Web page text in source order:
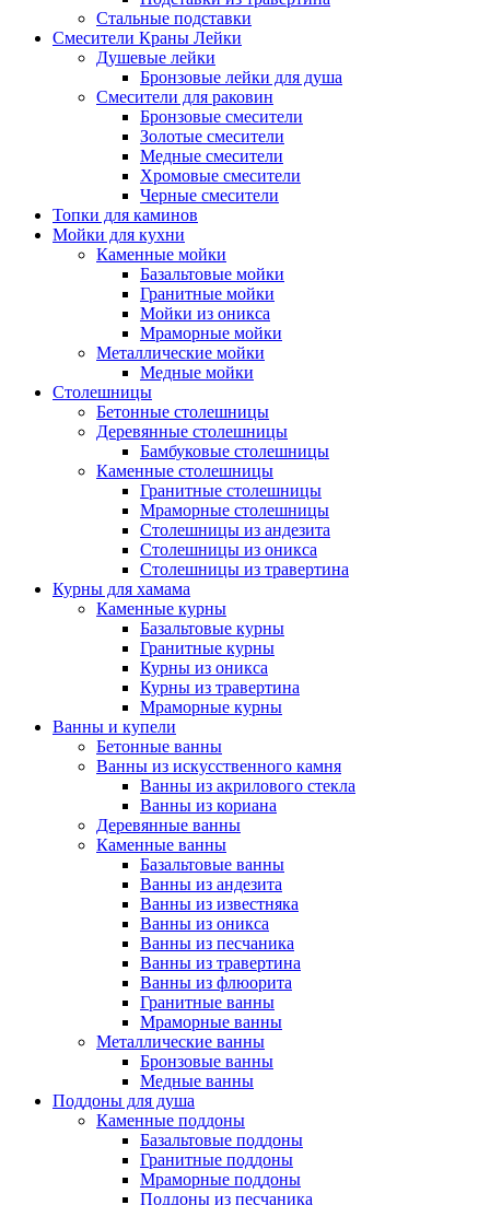
Стальные подставки
Смесители Краны Лейки
Душевые лейки
Бронзовые лейки для душа
Смесители для раковин
Бронзовые смесители
Золотые смесители
Медные смесители
Хромовые смесители
Черные смесители
Топки для каминов
Мойки для кухни
Каменные мойки
Базальтовые мойки
Гранитные мойки
Мойки из оникса
Мраморные мойки
Металлические мойки
Медные мойки
Столешницы
Бетонные столешницы
Деревянные столешницы
Бамбуковые столешницы
Каменные столешницы
Гранитные столешницы
Мраморные столешницы
Столешницы из андезита
Столешницы из оникса
Столешницы из травертина
Курны для хамама
Каменные курны
Базальтовые курны
Гранитные курны
Курны из оникса
Курны из травертина
Мраморные курны
Ванны и купели
Бетонные ванны
Ванны из искусственного камня
Ванны из акрилового стекла
Ванны из кориана
Деревянные ванны
Каменные ванны
Базальтовые ванны
Ванны из андезита
Ванны из известняка
Ванны из оникса
Ванны из песчаника
Ванны из травертина
Ванны из флюорита
Гранитные ванны
Мраморные ванны
Металлические ванны
Бронзовые ванны
Медные ванны
Поддоны для душа
Каменные поддоны
Базальтовые поддоны
Гранитные поддоны
Мраморные поддоны
Поддоны из песчаника